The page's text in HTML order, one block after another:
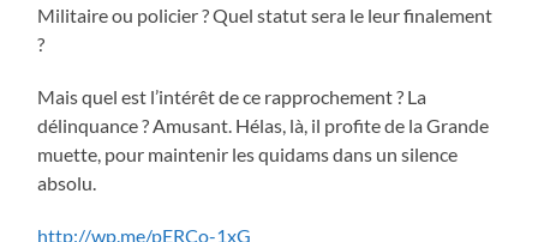
Militaire ou policier ? Quel statut sera le leur finalement
?
Mais quel est l’intérêt de ce rapprochement ? La
délinquance ? Amusant. Hélas, là, il profite de la Grande
muette, pour maintenir les quidams dans un silence
absolu.
http://wp.me/pERCo-1xG